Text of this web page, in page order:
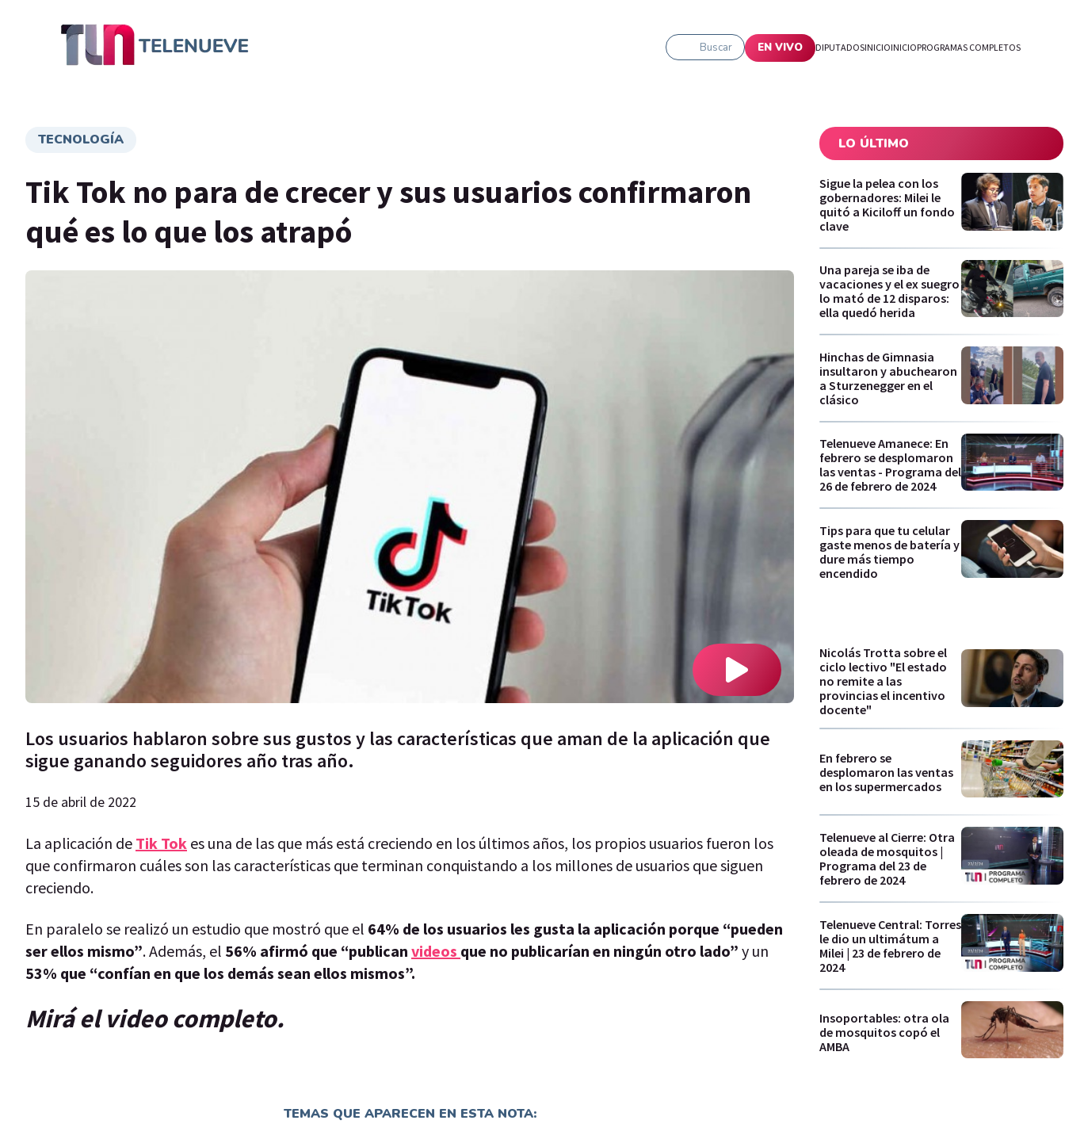
Buscar EN VIVO DIPUTADOSINICIOINICIOPROGRAMAS COMPLETOS
TECNOLOGÍA
Tik Tok no para de crecer y sus usuarios confirmaron
qué es lo que los atrapó
Los usuarios hablaron sobre sus gustos y las características que aman de la aplicación que
sigue ganando seguidores año tras año.
15 de abril de 2022
La aplicación de Tik Tok es una de las que más está creciendo en los últimos años, los propios usuarios fueron los
que confirmaron cuáles son las características que terminan conquistando a los millones de usuarios que siguen
creciendo.
En paralelo se realizó un estudio que mostró que el 64% de los usuarios les gusta la aplicación porque “pueden
ser ellos mismo”. Además, el 56% afirmó que “publican videos que no publicarían en ningún otro lado” y un
53% que “confían en que los demás sean ellos mismos”.
Mirá el video completo.
TEMAS QUE APARECEN EN ESTA NOTA:
LO ÚLTIMO
Sigue la pelea con los
gobernadores: Milei le
quitó a Kiciloff un fondo
clave
Una pareja se iba de
vacaciones y el ex suegro
lo mató de 12 disparos:
ella quedó herida
Hinchas de Gimnasia
insultaron y abuchearon
a Sturzenegger en el
clásico
Telenueve Amanece: En
febrero se desplomaron
las ventas - Programa del
26 de febrero de 2024
Tips para que tu celular
gaste menos de batería y
dure más tiempo
encendido
Nicolás Trotta sobre el
ciclo lectivo "El estado
no remite a las
provincias el incentivo
docente"
En febrero se
desplomaron las ventas
en los supermercados
Telenueve al Cierre: Otra
oleada de mosquitos |
Programa del 23 de
febrero de 2024
Telenueve Central: Torres
le dio un ultimátum a
Milei | 23 de febrero de
2024
Insoportables: otra ola
de mosquitos copó el
AMBA